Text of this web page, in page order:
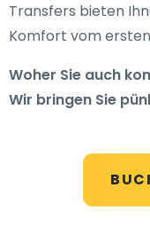
Transfers bieten
Komfort vom
Woher Sie auch
Wir bringen Sie